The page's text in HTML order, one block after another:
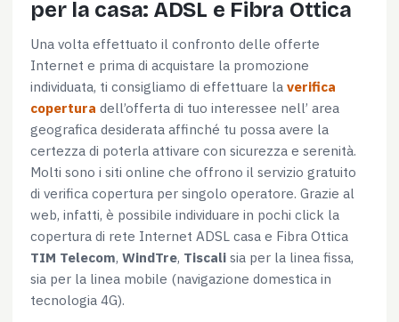
per la casa: ADSL e Fibra Ottica
Una volta effettuato il confronto delle offerte
Internet e prima di acquistare la promozione
individuata, ti consigliamo di effettuare la verifica
copertura dell’offerta di tuo interessee nell’ area
geografica desiderata affinché tu possa avere la
certezza di poterla attivare con sicurezza e serenità.
Molti sono i siti online che offrono il servizio gratuito
di verifica copertura per singolo operatore. Grazie al
web, infatti, è possibile individuare in pochi click la
copertura di rete Internet ADSL casa e Fibra Ottica
TIM Telecom, WindTre, Tiscali sia per la linea fissa,
sia per la linea mobile (navigazione domestica in
tecnologia 4G).